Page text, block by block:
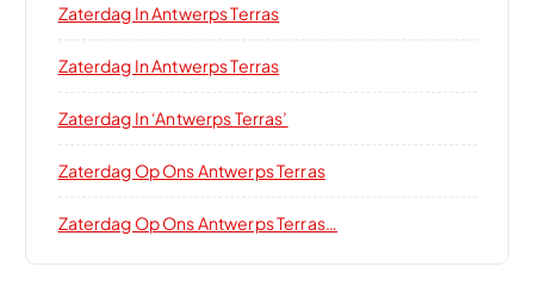
Zaterdag In Antwerps Terras
Zaterdag In Antwerps Terras
Zaterdag In ‘Antwerps Terras’
Zaterdag Op Ons Antwerps Terras
Zaterdag Op Ons Antwerps Terras…